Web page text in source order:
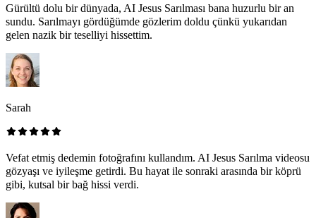
Gürültü dolu bir dünyada, AI Jesus Sarılması bana huzurlu bir an
sundu. Sarılmayı gördüğümde gözlerim doldu çünkü yukarıdan
gelen nazik bir teselliyi hissettim.
Sarah
Vefat etmiş dedemin fotoğrafını kullandım. AI Jesus Sarılma videosu
gözyaşı ve iyileşme getirdi. Bu hayat ile sonraki arasında bir köprü
gibi, kutsal bir bağ hissi verdi.